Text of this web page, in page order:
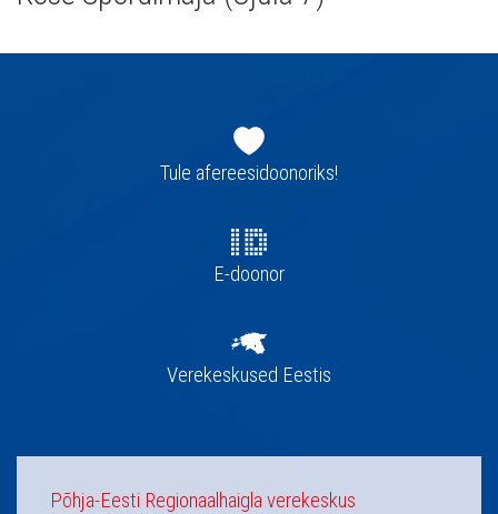
navigatsioonTule afereesidoonoriks!
E-doonor
Verekeskused Eestis
Põhja-Eesti Regionaalhaigla verekeskus